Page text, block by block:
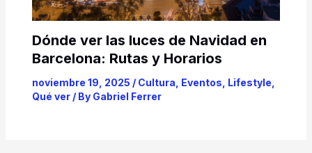
Dónde ver las luces de Navidad en
Barcelona: Rutas y Horarios
noviembre 19, 2025 / Cultura Eventos Lifestyle
Qué ver/ By Gabriel Ferrer